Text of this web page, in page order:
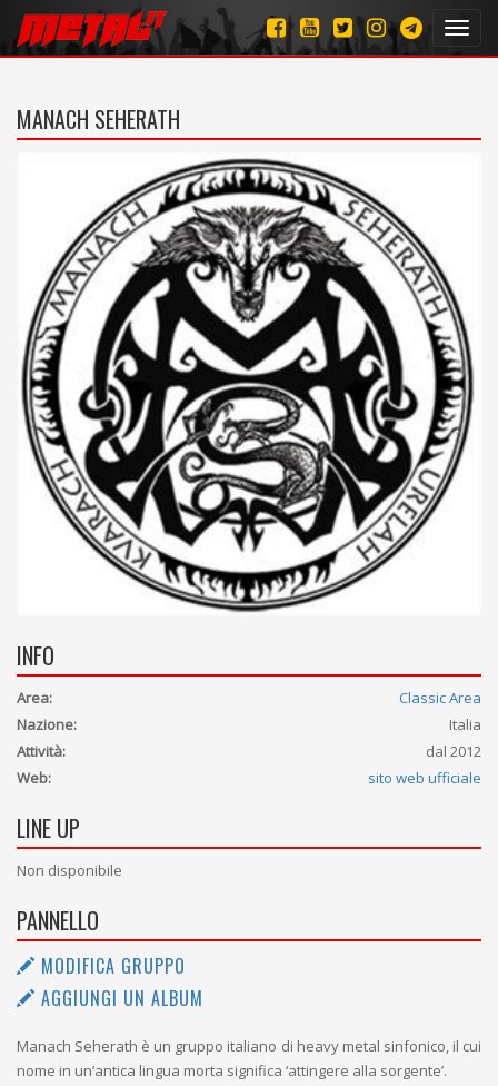
MANACH SEHERATH
INFO
Area:
Classic Area
Nazione:
Italia
Attività:
dal 2012
Web:
sito web ufficiale
LINE UP
Non disponibile
PANNELLO
MODIFICA GRUPPO
AGGIUNGI UN ALBUM
Manach Seherath è un gruppo italiano di heavy metal sinfonico, il cui
nome in un’antica lingua morta significa ‘attingere alla sorgente’.